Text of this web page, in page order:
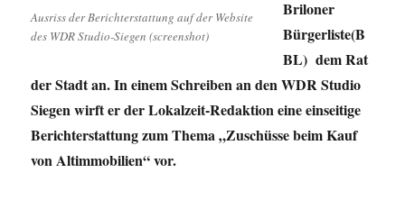
Ausriss der Berichterstattung auf der Website
des WDR Studio-Siegen (screenshot)
Briloner
Bürgerliste(B
BL) dem Rat
der Stadt an. In einem Schreiben an den WDR Studio
Siegen wirft er der Lokalzeit-Redaktion eine einseitige
Berichterstattung zum Thema „Zuschüsse beim Kauf
von Altimmobilien“ vor.